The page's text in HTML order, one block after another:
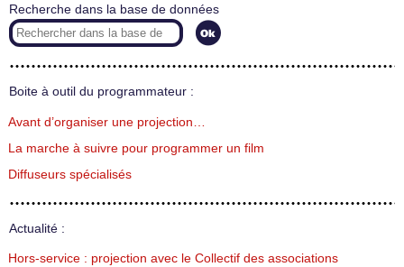
Recherche dans la base de données
Boite à outil du programmateur :
Avant d’organiser une projection…
La marche à suivre pour programmer un film
Diffuseurs spécialisés
Actualité :
Hors-service : projection avec le Collectif des associations